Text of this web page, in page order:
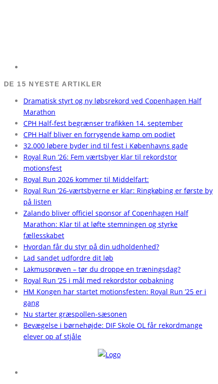
DE 15 NYESTE ARTIKLER
Dramatisk styrt og ny løbsrekord ved Copenhagen Half
Marathon
CPH Half-fest begrænser trafikken 14. september
CPH Half bliver en forrygende kamp om podiet
32.000 løbere byder ind til fest i Københavns gade
Royal Run ’26: Fem værtsbyer klar til rekordstor
motionsfest
Royal Run 2026 kommer til Middelfart:
Royal Run ’26-værtsbyerne er klar: Ringkøbing er første by
på listen
Zalando bliver officiel sponsor af Copenhagen Half
Marathon: Klar til at løfte stemningen og styrke
fællesskabet
Hvordan får du styr på din udholdenhed?
Lad sandet udfordre dit løb
Lakmusprøven – tør du droppe en træningsdag?
Royal Run ’25 i mål med rekordstor opbakning
HM Kongen har startet motionsfesten: Royal Run ’25 er i
gang
Nu starter græspollen-sæsonen
Bevægelse i børnehøjde: DIF Skole OL får rekordmange
elever op af stjåle